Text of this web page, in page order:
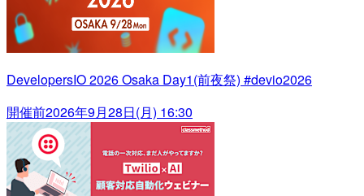
DevelopersIO 2026 Osaka Day1(前夜祭) #devio2026
開催前2026年9月28日(月) 16:30